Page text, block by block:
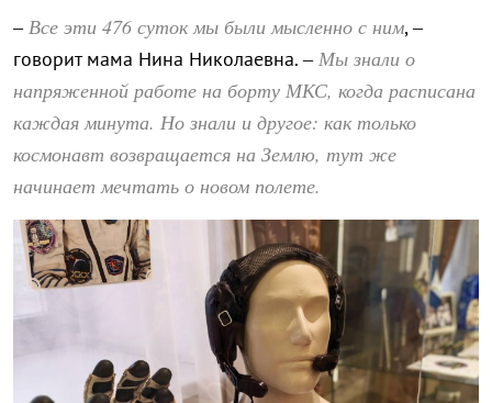
– Все эти 476 суток мы были мысленно с ним, –
говорит мама Нина Николаевна. –Мы знали о
напряженной работе на борту МКС, когда расписана
каждая минута. Но знали и другое: как только
космонавт возвращается на Землю, тут же
начинает мечтать о новом полете.